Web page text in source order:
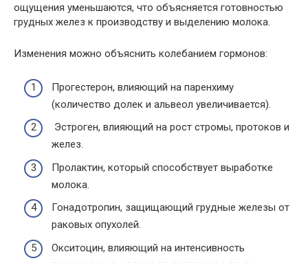
ощущения уменьшаются, что объясняется готовностью
грудных желез к производству и выделению молока.
Изменения можно объяснить колебанием гормонов:
Прогестерон, влияющий на паренхиму
(количество долек и альвеол увеличивается).
Эстроген, влияющий на рост стромы, протоков и
желез.
Пролактин, который способствует выработке
молока.
Гонадотропин, защищающий грудные железы от
раковых опухолей.
Окситоцин, влияющий на интенсивность